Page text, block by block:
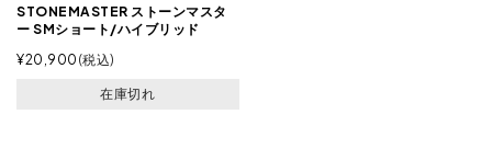
STONEMASTER ストーンマスタ
ー SMショート/ハイブリッド
¥20,900 税込
在庫切れ